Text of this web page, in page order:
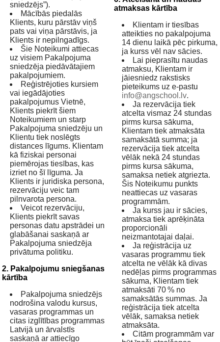
sniedzējs”).
Mācībās piedalās
Klients, kuru pārstāv viņš
pats vai viņa pārstāvis, ja
Klients ir nepilngadīgs.
Šie Noteikumi attiecas
uz visiem Pakalpojuma
sniedzēja piedāvātajiem
pakalpojumiem.
Reģistrējoties kursiem
vai iegādājoties
pakalpojumus Vietnē,
Klients piekrīt šiem
Noteikumiem un starp
Pakalpojuma sniedzēju un
Klientu tiek noslēgts
distances līgums. Klientam
kā fiziskai personai
piemērojas tiesības, kas
izriet no šī līguma. Ja
Klients ir juridiska persona,
rezervāciju veic tam
pilnvarota persona.
Veicot rezervāciju,
Klients piekrīt savas
personas datu apstrādei un
glabāšanai saskaņā ar
Pakalpojuma sniedzēja
privātuma politiku.
2. Pakalpojumu sniegšanas
kārtība
Pakalpojuma sniedzējs
nodrošina valodu kursus,
vasaras programmas un
citas izglītības programmas
Latvijā un ārvalstīs
saskaņā ar attiecīgo
atmaksas kārtība
Klientam ir tiesības
atteikties no pakalpojuma
14 dienu laikā pēc pirkuma,
ja kurss vēl nav sācies.
Lai pieprasītu naudas
atmaksu, Klientam ir
jāiesniedz rakstisks
pieteikums uz e-pastu
info@angschool.lv.
Ja rezervācija tiek
atcelta vismaz 24 stundas
pirms kursa sākuma,
Klientam tiek atmaksāta
samaksātā summa; ja
rezervācija tiek atcelta
vēlāk nekā 24 stundas
pirms kursa sākuma,
samaksa netiek atgriezta.
Šis Noteikumu punkts
neattiecas uz vasaras
programmām.
Ja kurss jau ir sācies,
atmaksa tiek aprēķināta
proporcionāli
neizmantotajai daļai.
Ja reģistrācija uz
vasaras programmu tiek
atcelta ne vēlāk kā divas
nedēļas pirms programmas
sākuma, Klientam tiek
atmaksāti 70 % no
samaksātās summas. Ja
reģistrācija tiek atcelta
vēlāk, samaksa netiek
atmaksāta.
Citām programmām var